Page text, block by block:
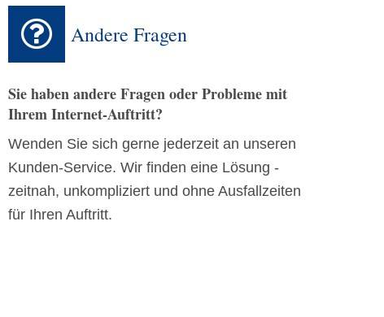
Andere Fragen
Sie haben andere Fragen oder Probleme mit
Ihrem Internet-Auftritt?
Wenden Sie sich gerne jederzeit an unseren
Kunden-Service. Wir finden eine Lösung -
zeitnah, unkompliziert und ohne Ausfallzeiten
für Ihren Auftritt.